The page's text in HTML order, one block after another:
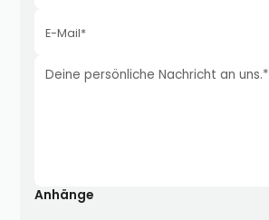
E-Mail*
Deine persönliche Nachricht an uns.*
Anhänge